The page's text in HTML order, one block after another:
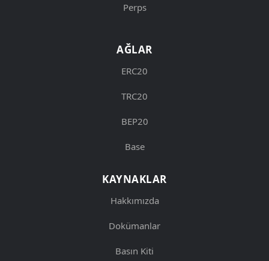
Perps
AĞLAR
ERC20
TRC20
BEP20
Base
KAYNAKLAR
Hakkımızda
Dokümanlar
Basın Kiti